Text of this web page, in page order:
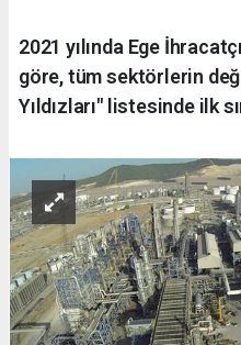
2021 yılında Ege
göre, tüm sektörlerin
Yıldızları" listesinde ilk